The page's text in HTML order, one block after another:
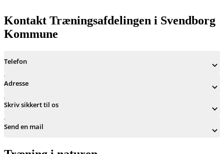
Kontakt Træningsafdelingen i Svendborg
Kommune
Telefon
Adresse
Skriv sikkert til os
Send en mail